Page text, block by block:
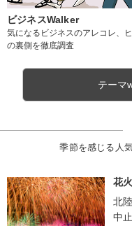
ビジネスWalker
気になるビジネスのアレコレ、
の裏側を徹底調査
テーマ
季節を感じる人
花
北
中